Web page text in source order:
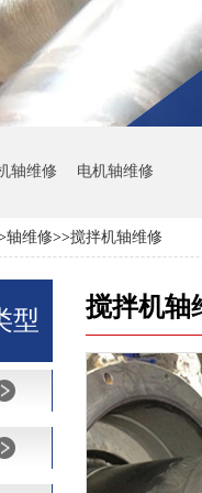
轴维修 电机轴维修
轴维修>>搅拌机轴维修
型 搅拌机轴